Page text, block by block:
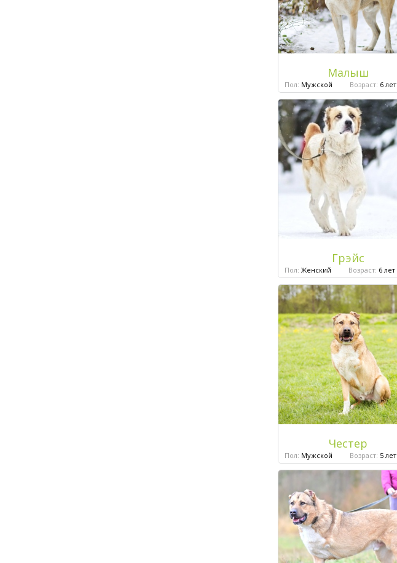
Малыш
Пол: Мужской Возраст: 6 лет
Грэйс
Пол: Женский Возраст: 6 лет
Честер
Пол: Мужской Возраст: 5 лет